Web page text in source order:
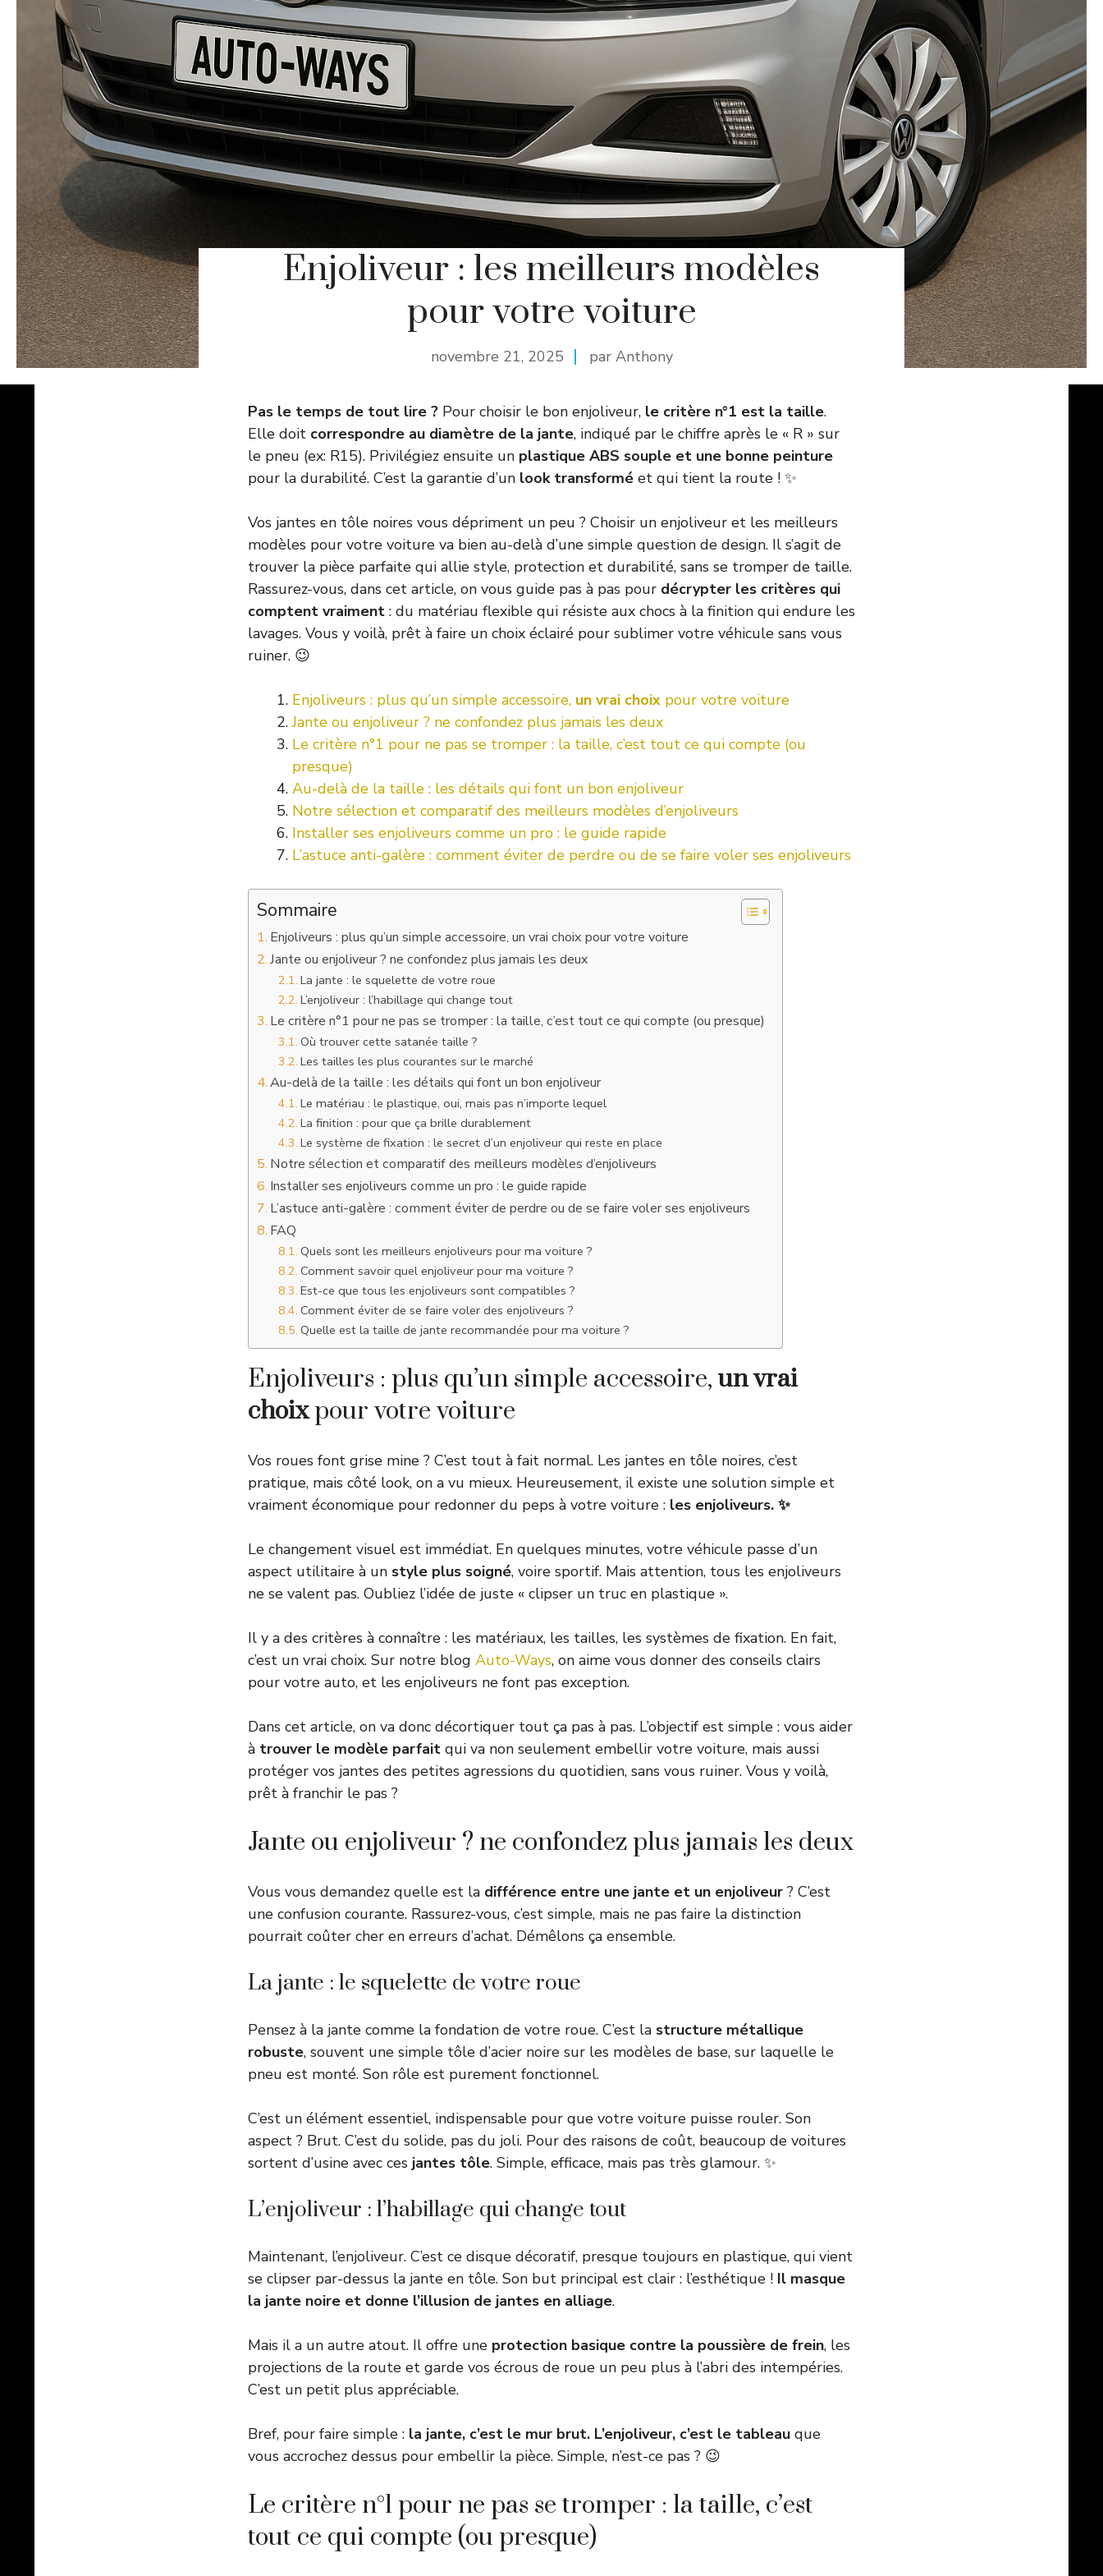
Enjoliveur : les meilleurs modèles
pour votre voiture
novembre 21, 2025 par Anthony
Pas le temps de tout lire ? Pour choisir le bon enjoliveur, le critère n°1 est la taille.
Elle doit correspondre au diamètre de la jante, indiqué par le chiffre après le « R » sur
le pneu (ex: R15). Privilégiez ensuite un plastique ABS souple et une bonne peinture
pour la durabilité. C’est la garantie d’un look transformé et qui tient la route ! ✨
Vos jantes en tôle noires vous dépriment un peu ? Choisir un enjoliveur et les meilleurs
modèles pour votre voiture va bien au-delà d’une simple question de design. Il s’agit de
trouver la pièce parfaite qui allie style, protection et durabilité, sans se tromper de taille.
Rassurez-vous, dans cet article, on vous guide pas à pas pour décrypter les critères qui
comptent vraiment : du matériau flexible qui résiste aux chocs à la finition qui endure les
lavages. Vous y voilà, prêt à faire un choix éclairé pour sublimer votre véhicule sans vous
ruiner. 😉
Enjoliveurs : plus qu’un simple accessoire, un vrai choix pour votre voiture
Jante ou enjoliveur ? ne confondez plus jamais les deux
Le critère n°1 pour ne pas se tromper : la taille, c’est tout ce qui compte (ou
presque)
Au-delà de la taille : les détails qui font un bon enjoliveur
Notre sélection et comparatif des meilleurs modèles d’enjoliveurs
Installer ses enjoliveurs comme un pro : le guide rapide
L’astuce anti-galère : comment éviter de perdre ou de se faire voler ses enjoliveurs
Sommaire
Enjoliveurs : plus qu’un simple accessoire, un vrai choix pour votre voiture
Jante ou enjoliveur ? ne confondez plus jamais les deux
La jante : le squelette de votre roue
L’enjoliveur : l’habillage qui change tout
Le critère n°1 pour ne pas se tromper : la taille, c’est tout ce qui compte (ou presque)
Où trouver cette satanée taille ?
Les tailles les plus courantes sur le marché
Au-delà de la taille : les détails qui font un bon enjoliveur
Le matériau : le plastique, oui, mais pas n’importe lequel
La finition : pour que ça brille durablement
Le système de fixation : le secret d’un enjoliveur qui reste en place
Notre sélection et comparatif des meilleurs modèles d’enjoliveurs
Installer ses enjoliveurs comme un pro : le guide rapide
L’astuce anti-galère : comment éviter de perdre ou de se faire voler ses enjoliveurs
FAQ
Quels sont les meilleurs enjoliveurs pour ma voiture ?
Comment savoir quel enjoliveur pour ma voiture ?
Est-ce que tous les enjoliveurs sont compatibles ?
Comment éviter de se faire voler des enjoliveurs ?
Quelle est la taille de jante recommandée pour ma voiture ?
Enjoliveurs : plus qu’un simple accessoire, un vrai
choixpour votre voiture
Vos roues font grise mine ? C’est tout à fait normal. Les jantes en tôle noires, c’est
pratique, mais côté look, on a vu mieux. Heureusement, il existe une solution simple et
vraiment économique pour redonner du peps à votre voiture : les enjoliveurs. ✨
Le changement visuel est immédiat. En quelques minutes, votre véhicule passe d’un
aspect utilitaire à un style plus soigné, voire sportif. Mais attention, tous les enjoliveurs
ne se valent pas. Oubliez l’idée de juste « clipser un truc en plastique ».
Il y a des critères à connaître : les matériaux, les tailles, les systèmes de fixation. En fait,
c’est un vrai choix. Sur notre blog Auto-Ways, on aime vous donner des conseils clairs
pour votre auto, et les enjoliveurs ne font pas exception.
Dans cet article, on va donc décortiquer tout ça pas à pas. L’objectif est simple : vous aider
à trouver le modèle parfait qui va non seulement embellir votre voiture, mais aussi
protéger vos jantes des petites agressions du quotidien, sans vous ruiner. Vous y voilà,
prêt à franchir le pas ?
Jante ou enjoliveur ? ne confondez plus jamais les deux
Vous vous demandez quelle est la différence entre une jante et un enjoliveur ? C’est
une confusion courante. Rassurez-vous, c’est simple, mais ne pas faire la distinction
pourrait coûter cher en erreurs d’achat. Démêlons ça ensemble.
La jante : le squelette de votre roue
Pensez à la jante comme la fondation de votre roue. C’est la structure métallique
robuste, souvent une simple tôle d’acier noire sur les modèles de base, sur laquelle le
pneu est monté. Son rôle est purement fonctionnel.
C’est un élément essentiel, indispensable pour que votre voiture puisse rouler. Son
aspect ? Brut. C’est du solide, pas du joli. Pour des raisons de coût, beaucoup de voitures
sortent d’usine avec ces jantes tôle. Simple, efficace, mais pas très glamour. ✨
L’enjoliveur : l’habillage qui change tout
Maintenant, l’enjoliveur. C’est ce disque décoratif, presque toujours en plastique, qui vient
se clipser par-dessus la jante en tôle. Son but principal est clair : l’esthétique ! Il masque
la jante noire et donne l’illusion de jantes en alliage.
Mais il a un autre atout. Il offre une protection basique contre la poussière de frein, les
projections de la route et garde vos écrous de roue un peu plus à l’abri des intempéries.
C’est un petit plus appréciable.
Bref, pour faire simple : la jante, c’est le mur brut. L’enjoliveur, c’est le tableau que
vous accrochez dessus pour embellir la pièce. Simple, n’est-ce pas ? 😉
Le critère n°1 pour ne pas se tromper : la taille, c’est
tout ce qui compte (ou presque)